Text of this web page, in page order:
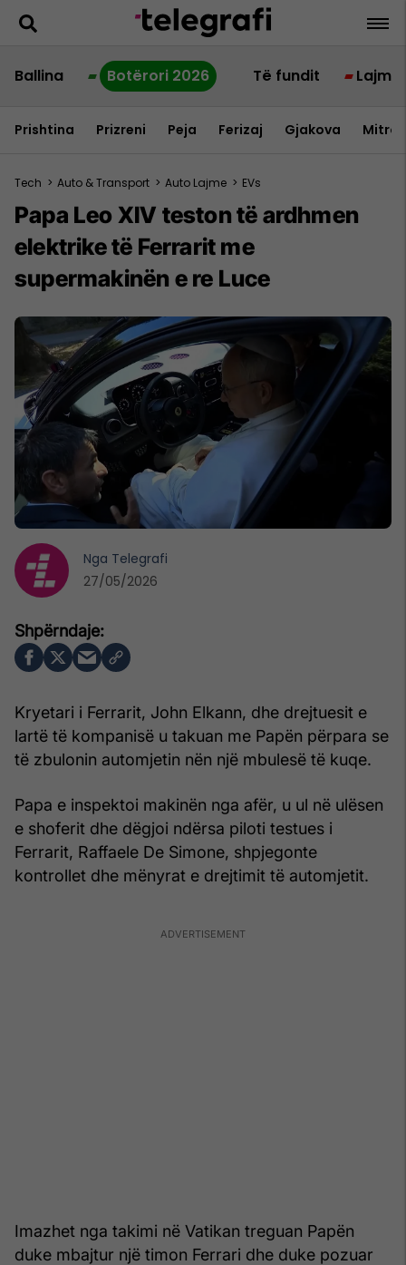
Ballina Botërori 2026 Të fundit Lajme
Prishtina Prizreni Peja Ferizaj Gjakova
Tech > Auto & Transport > Auto Lajme > EVs
Papa Leo XIV teston të ardhmen
elektrike të Ferrarit me
supermakinën e re Luce
Kryetari i Ferrarit, John Elkann, dhe drejtuesit e
lartë të kompanisë u takuan me Papën përpara se
të zbulonin automjetin nën një mbulesë të kuqe.
Papa e inspektoi makinën nga afër, u ul në ulësen
e shoferit dhe dëgjoi ndërsa piloti testues i
Ferrarit, Raffaele De Simone, shpjegonte
kontrollet dhe mënyrat e drejtimit të automjetit.
Imazhet nga takimi në Vatikan treguan Papën
duke mbajtur një timon Ferrari dhe duke pozuar
Nga Telegrafi
27/05/2026